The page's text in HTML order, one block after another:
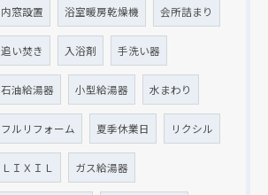
内窓設置 浴室暖房乾燥機 会所詰まり
追い焚き 入浴剤 手洗い器
石油給湯器 小型給湯器 水まわり
フルリフォーム 夏季休業日 リクシル
ＬＩＸＩＬ ガス給湯器